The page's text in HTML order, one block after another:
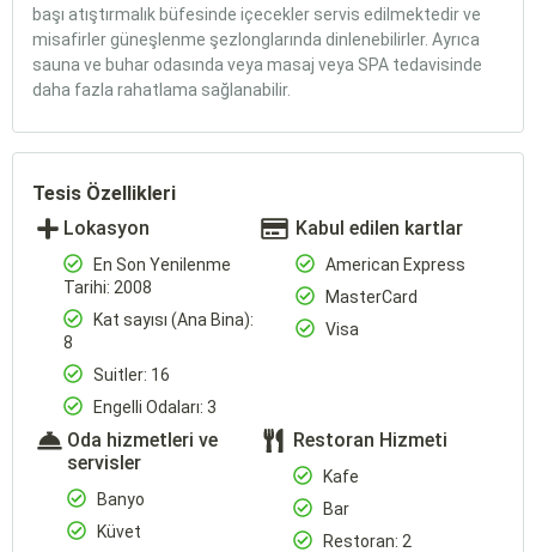
başı atıştırmalık büfesinde içecekler servis edilmektedir ve
misafirler güneşlenme şezlonglarında dinlenebilirler. Ayrıca
sauna ve buhar odasında veya masaj veya SPA tedavisinde
daha fazla rahatlama sağlanabilir.
Tesis Özellikleri
Lokasyon
En Son Yenilenme
Tarihi: 2008
Kat sayısı (Ana Bina):
8
Suitler: 16
Engelli Odaları: 3
Kabul edilen kartlar
American Express
MasterCard
Visa
Oda hizmetleri ve
servisler
Banyo
Küvet
Restoran Hizmeti
Kafe
Bar
Restoran: 2